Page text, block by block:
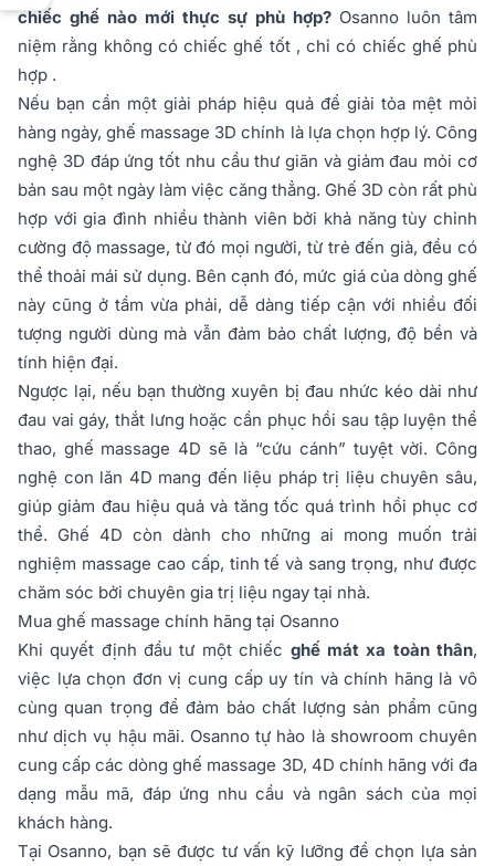
chiếc ghế nào mới thực sự phù hợp? Osanno luôn tâm
niệm rằng không có chiếc ghế tốt , chỉ có chiếc ghế phù
hợp .
Nếu bạn cần một giải pháp hiệu quả để giải tỏa mệt mỏi
hàng ngày, ghế massage 3D chính là lựa chọn hợp lý. Công
nghệ 3D đáp ứng tốt nhu cầu thư giãn và giảm đau mỏi cơ
bản sau một ngày làm việc căng thẳng. Ghế 3D còn rất phù
hợp với gia đình nhiều thành viên bởi khả năng tùy chỉnh
cường độ massage, từ đó mọi người, từ trẻ đến già, đều có
thể thoải mái sử dụng. Bên cạnh đó, mức giá của dòng ghế
này cũng ở tầm vừa phải, dễ dàng tiếp cận với nhiều đối
tượng người dùng mà vẫn đảm bảo chất lượng, độ bền và
tính hiện đại.
Ngược lại, nếu bạn thường xuyên bị đau nhức kéo dài như
đau vai gáy, thắt lưng hoặc cần phục hồi sau tập luyện thể
thao, ghế massage 4D sẽ là “cứu cánh” tuyệt vời. Công
nghệ con lăn 4D mang đến liệu pháp trị liệu chuyên sâu,
giúp giảm đau hiệu quả và tăng tốc quá trình hồi phục cơ
thể. Ghế 4D còn dành cho những ai mong muốn trải
nghiệm massage cao cấp, tinh tế và sang trọng, như được
chăm sóc bởi chuyên gia trị liệu ngay tại nhà.
Mua ghế massage chính hãng tại Osanno
Khi quyết định đầu tư một chiếc ghế mát xa toàn thân,
việc lựa chọn đơn vị cung cấp uy tín và chính hãng là vô
cùng quan trọng để đảm bảo chất lượng sản phẩm cũng
như dịch vụ hậu mãi. Osanno tự hào là showroom chuyên
cung cấp các dòng ghế massage 3D, 4D chính hãng với đa
dạng mẫu mã, đáp ứng nhu cầu và ngân sách của mọi
khách hàng.
Tại Osanno, bạn sẽ được tư vấn kỹ lưỡng để chọn lựa sản